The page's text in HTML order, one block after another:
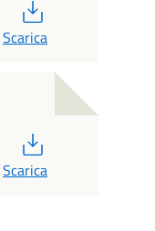
Scarica
Scarica